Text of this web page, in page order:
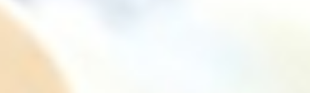
Angebote
Kulinarik & Feiern